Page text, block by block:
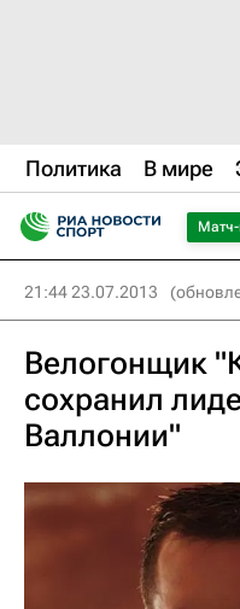
Политика В мире
Матч-
21:44 23.07.2013
Велогонщик
сохранил
Валлонии"